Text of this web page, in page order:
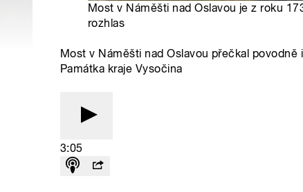
Most v Náměšti nad Oslavou je z roku
rozhlas
Most v Náměšti nad Oslavou přečkal
Památka kraje Vysočina
3:05